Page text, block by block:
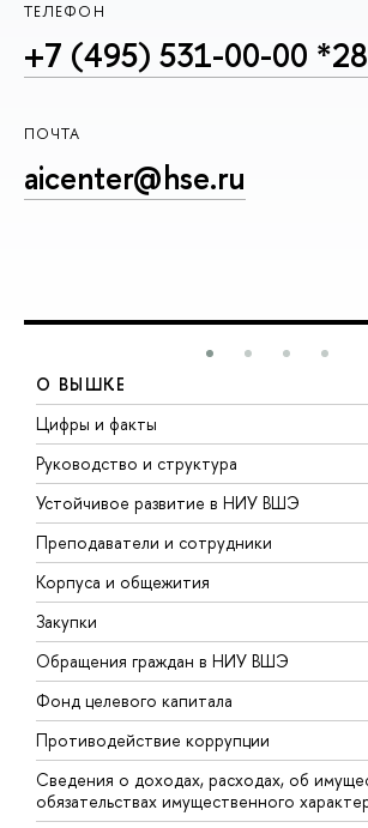
ТЕЛЕФОН
+7 (495) 531-00-00
ПОЧТА
aicenter@hse.ru
О ВЫШКЕ
Цифры и факты
Руководство и структура
Устойчивое развитие в НИУ ВШЭ
Преподаватели и сотрудники
Корпуса и общежития
Закупки
Обращения граждан в НИУ ВШЭ
Фонд целевого капитала
Противодействие коррупции
Сведения о доходах, расходах, об
обязательствах имущественного